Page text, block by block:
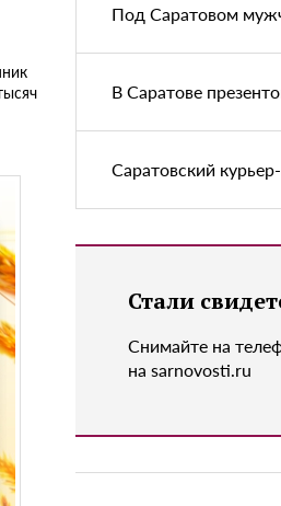
Под Саратовом
В Саратове
Саратовский
Стали
Снимайте на
на sarnovosti.ru